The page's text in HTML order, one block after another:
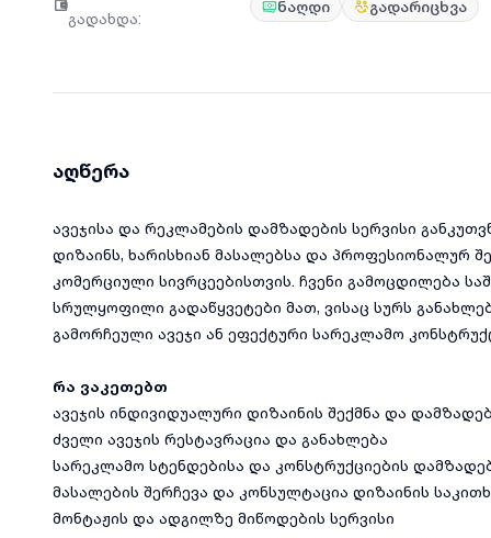
გადახდა:
ნაღდი გადარიცხვა
აღწერა
ავეჯისა და რეკლამების დამზადების სერვისი
დიზაინს, ხარისხიან მასალებსა და პროფესიონალურ
კომერციული სივრცეებისთვის. ჩვენი გამოცდილება
სრულყოფილი გადაწყვეტები მათ, ვისაც სურს
გამორჩეული ავეჯი ან ეფექტური სარეკლამო
რა ვაკეთებთ
ავეჯის ინდივიდუალური დიზაინის შექმნა და
ძველი ავეჯის რესტავრაცია და განახლება
სარეკლამო სტენდებისა და კონსტრუქციების
მასალების შერჩევა და კონსულტაცია დიზაინის
მონტაჟის და ადგილზე მიწოდების სერვისი